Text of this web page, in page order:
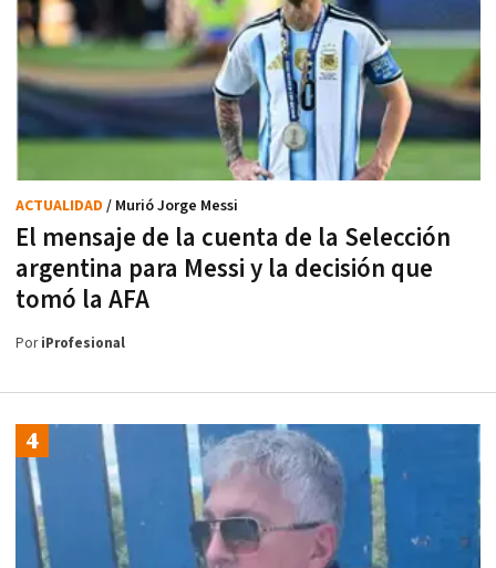
El mensaje de la cuenta de la Selección
argentina para Messi y la decisión que
tomó la AFA
ACTUALIDAD / Murió Jorge Messi
PoriProfesional